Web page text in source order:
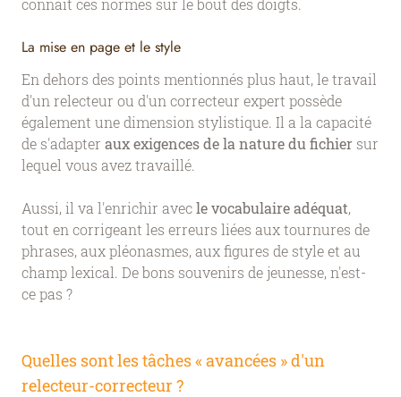
connaît ces normes sur le bout des doigts.
La mise en page et le style
En dehors des points mentionnés plus haut, le travail
d'un relecteur ou d'un correcteur expert possède
également une dimension stylistique. Il a la capacité
de s'adapter aux exigences de la nature du fichiersur
lequel vous avez travaillé.
Aussi, il va l'enrichir avecle vocabulaire adéquat,
tout en corrigeant les erreurs liées aux tournures de
phrases, aux pléonasmes, aux figures de style et au
champ lexical. De bons souvenirs de jeunesse, n'est-
ce pas ?
Quelles sont les tâches « avancées » d'un
relecteur-correcteur ?